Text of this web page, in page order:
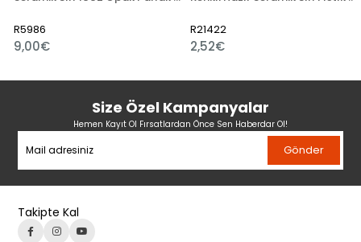
R5986
9,00€
R21422
2,52€
Size Özel Kampanyalar
Hemen Kayıt Ol Fırsatlardan Önce Sen Haberdar Ol!
Gönder
Takipte Kal